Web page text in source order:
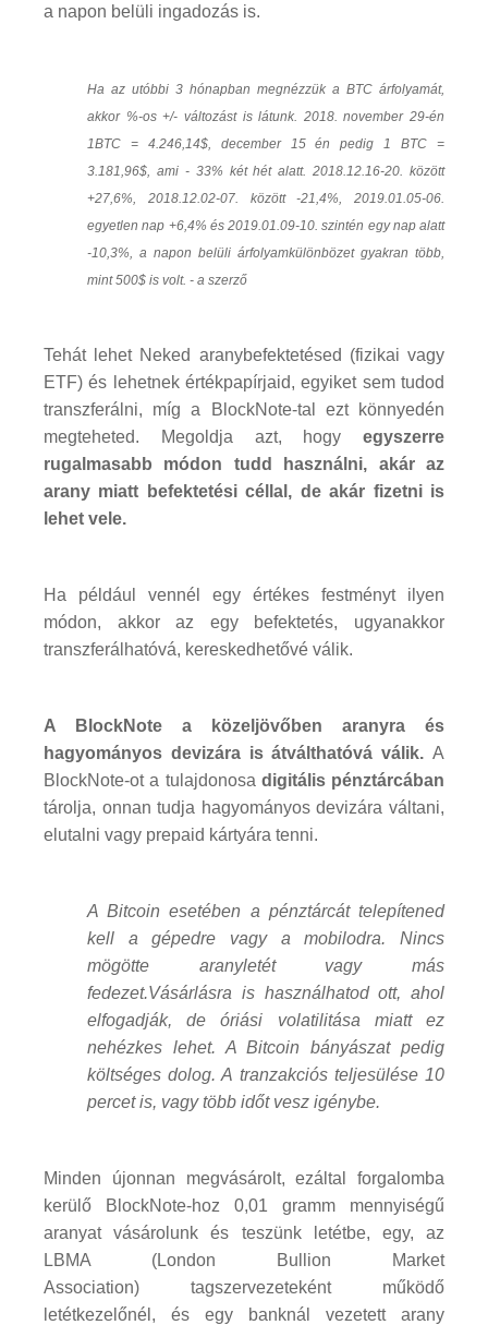
a napon belüli ingadozás is.
Ha az utóbbi 3 hónapban megnézzük a BTC árfolyamát,
akkor %-os +/- változást is látunk. 2018. november 29-én
1BTC = 4.246,14$, december 15 én pedig 1 BTC =
3.181,96$, ami - 33% két hét alatt. 2018.12.16-20. között
+27,6%, 2018.12.02-07. között -21,4%, 2019.01.05-06.
egyetlen nap +6,4% és 2019.01.09-10. szintén egy nap alatt
-10,3%, a napon belüli árfolyamkülönbözet gyakran több,
mint 500$ is volt. - a szerző
Tehát lehet Neked aranybefektetésed (fizikai vagy
ETF) és lehetnek értékpapírjaid, egyiket sem tudod
transzferálni, míg a BlockNote-tal ezt könnyedén
megteheted. Megoldja azt, hogy egyszerre
rugalmasabb módon tudd használni, akár az
arany miatt befektetési céllal, de akár fizetni is
lehet vele.
Ha például vennél egy értékes festményt ilyen
módon, akkor az egy befektetés, ugyanakkor
transzferálhatóvá, kereskedhetővé válik.
A BlockNote a közeljövőben aranyra és
hagyományos devizára is átválthatóvá válik. A
BlockNote-ot a tulajdonosa digitális pénztárcában
tárolja, onnan tudja hagyományos devizára váltani,
elutalni vagy prepaid kártyára tenni.
A Bitcoin esetében a pénztárcát telepítened
kell a gépedre vagy a mobilodra. Nincs
mögötte aranyletét vagy más
fedezet.Vásárlásra is használhatod ott, ahol
elfogadják, de óriási volatilitása miatt ez
nehézkes lehet. A Bitcoin bányászat pedig
költséges dolog. A tranzakciós teljesülése 10
percet is, vagy több időt vesz igénybe.
Minden újonnan megvásárolt, ezáltal forgalomba
kerülő BlockNote-hoz 0,01 gramm mennyiségű
aranyat vásárolunk és teszünk letétbe, egy, az
LBMA (London Bullion Market
Association) tagszervezeteként működő
letétkezelőnél, és egy banknál vezetett arany